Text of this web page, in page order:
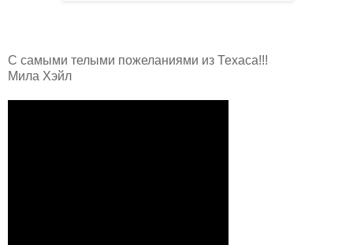
С самыми телыми пожеланиями из Техаса!!!
Мила Хэйл